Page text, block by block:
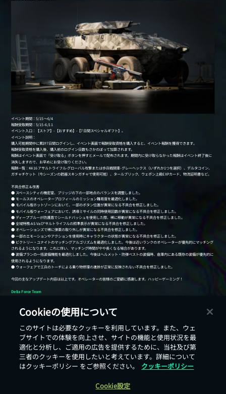
戻る
Cookieの使用について
このサイトは必要なクッキーを利用しています。また、ウェ
ブサイトでの体験を向上させ、サイトの機能と使用状況を最
適化と分析し、ご適用の広告を提供するために、当社及び第
三者のクッキーを使用したいと考えています。詳細について
はクッキーポリシー をご参照ください。
クッキーポリシー
Cookie設定